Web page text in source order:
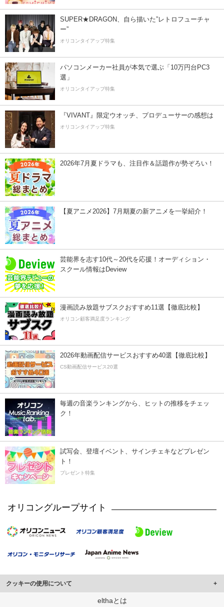
SUPER★DRAGON、自ら描いた”レトロフューチャ
ー”
オリコンタイアップ特集
パソコンメーカー社員が本気で選ぶ「10万円台PC3
選」
オリコンタイアップ特集
『VIVANT』限定ウオッチ、プロデューサーの感想は
オリコンタイアップ特集
2026年7月夏ドラマも、注目作＆話題作が勢ぞろい！
【夏アニメ2026】7月期夏の新アニメを一挙紹介！
芸能界を志す10代～20代を応援！オーディション・
スクール情報はDeview
漫画読み放題サブスクおすすめ11選【徹底比較】
オリコン顧客満足度ランキング
2026年動画配信サービスおすすめ40選【徹底比較】
CS動画配信サービス20選
毎週の音楽ランキングから、ヒットの推移をチェッ
ク！
試写会、登壇イベント、サインチェキなどプレゼン
ト！
プレゼント特集
オリコングループサイト
クッキーの使用について
このサイトでは Cookie を使用して、ユーザーに合わせたコンテンツや広告の
elthaとは